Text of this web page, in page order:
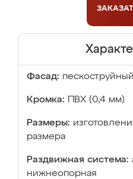
Фасад:
Кромка: ПВХ (0,4 мм)
Размеры:
размера
Раздвижная система:
нижнеопорная